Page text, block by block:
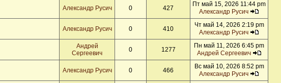
Александр Русич 0 427
Пт май 15, 2026 11:44 pm
Александр Русич
Александр Русич 0 410
Чт май 14, 2026 2:19 pm
Александр Русич
Андрей
Сергеевич
0 1277
Пн май 11, 2026 6:45 pm
Андрей Сергеевич
Александр Русич 0 466
Вс май 10, 2026 8:52 pm
Александр Русич